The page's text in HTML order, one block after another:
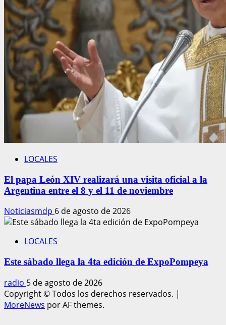
LOCALES
El papa León XIV realizará una visita oficial a la
Argentina entre el 8 y el 11 de noviembre
Noticiasmdp 6 de agosto de 2026
LOCALES
Este sábado llega la 4ta edición de ExpoPompeya
radio 5 de agosto de 2026
Copyright © Todos los derechos reservados. |
MoreNews por AF themes.